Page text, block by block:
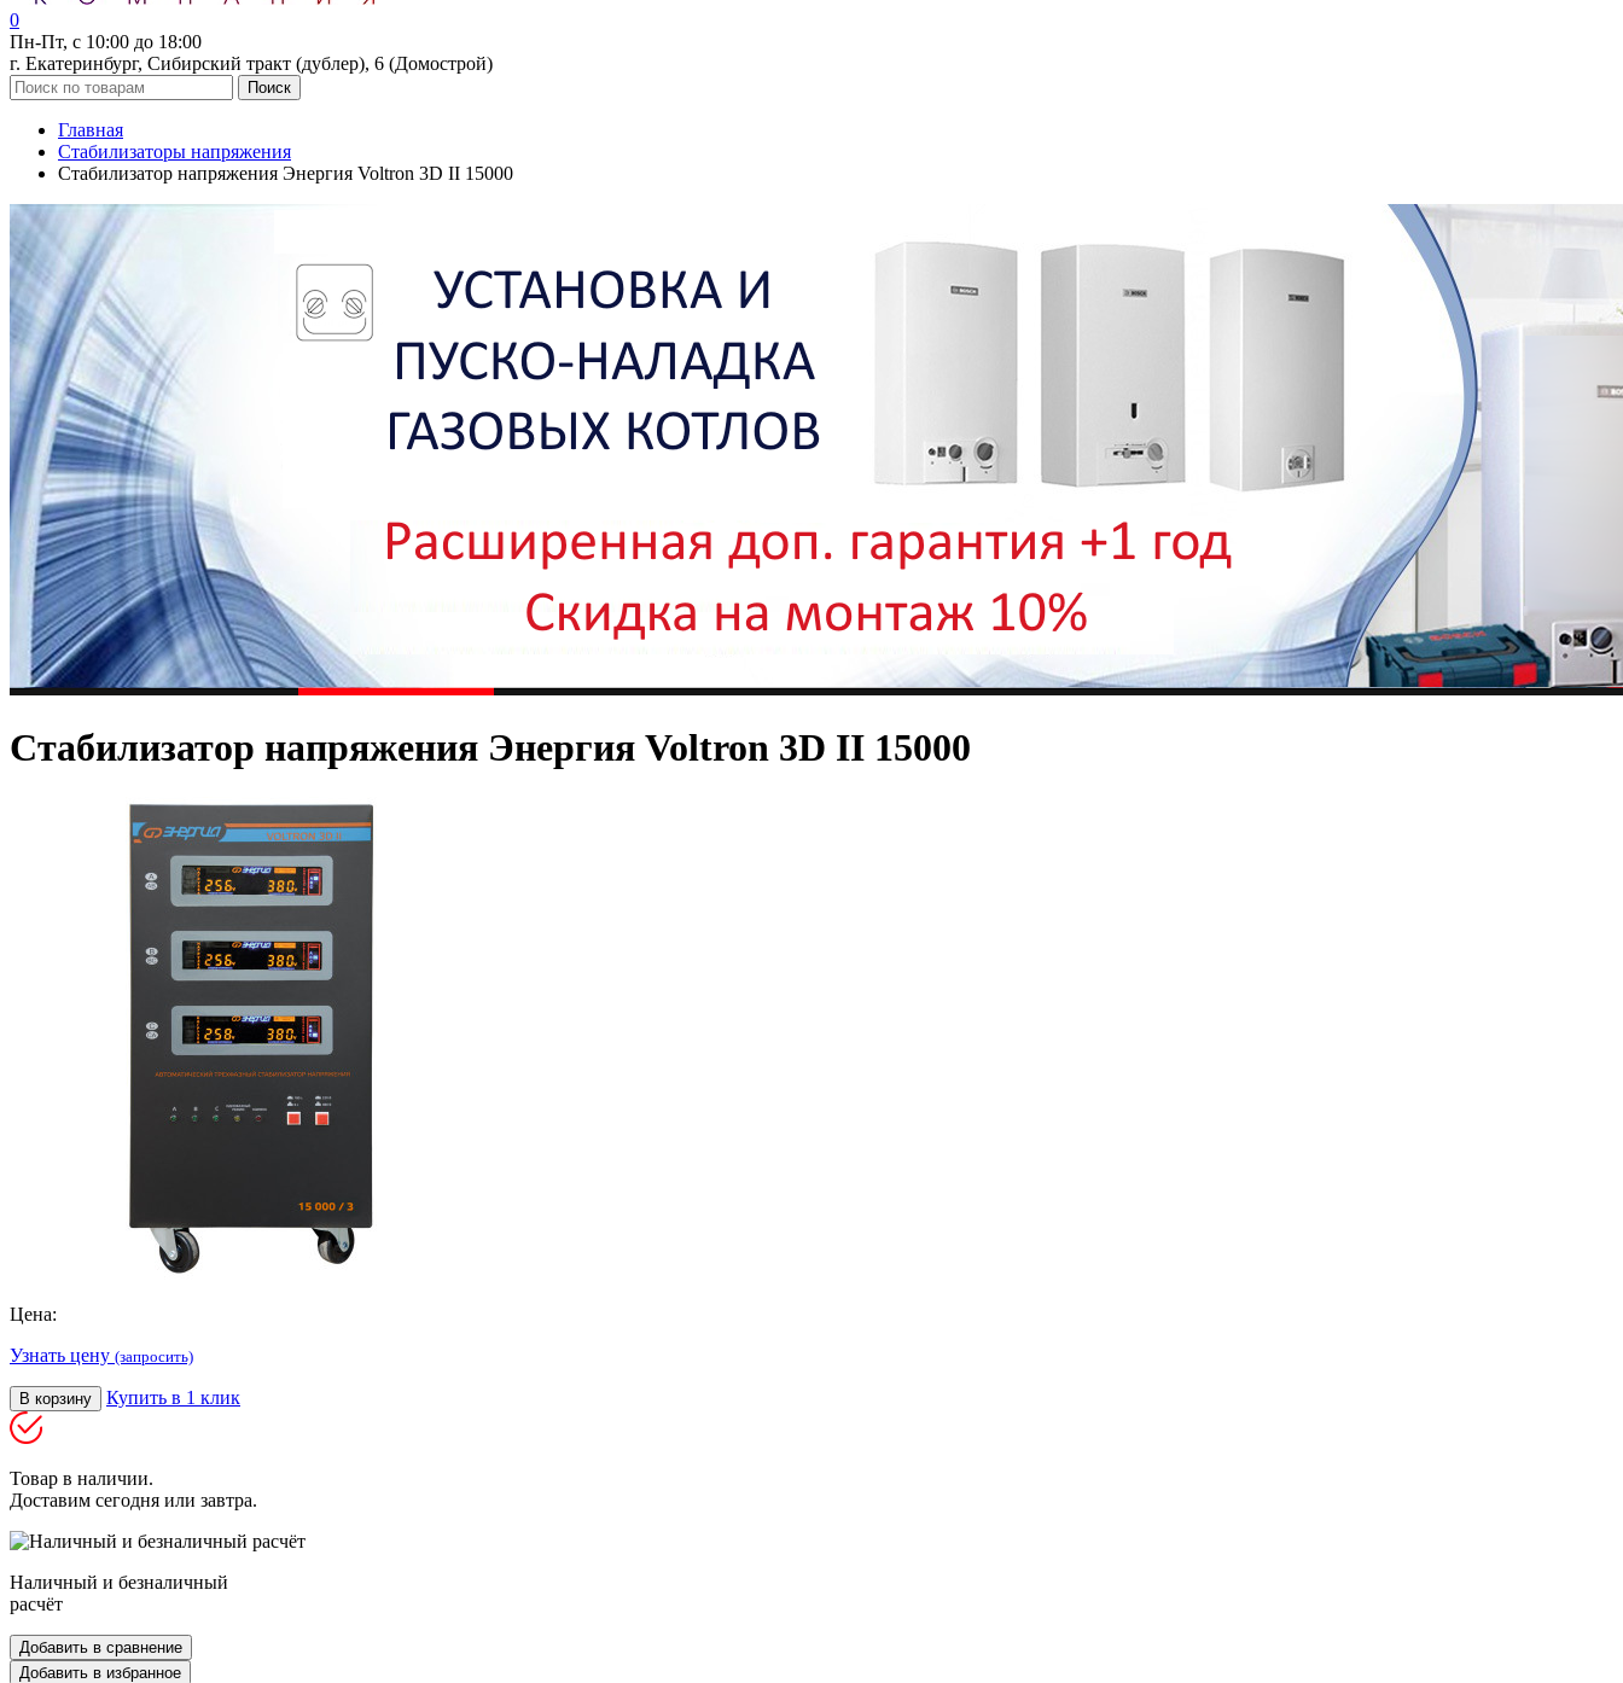
0
Пн-Пт, с 10:00 до 18:00
г. Екатеринбург, Сибирский тракт (дублер), 6 (Домострой)
Поиск
Главная
Стабилизаторы напряжения
Стабилизатор напряжения Энергия Voltron 3D II 15000
Стабилизатор напряжения Энергия Voltron 3D II 15000
Цена:
Узнать цену (запросить)
В корзину Купить в 1 клик
Товар в наличии.
Доставим сегодня или завтра.
Наличный и безналичный
расчёт
Добавить в сравнение
Добавить в избранное